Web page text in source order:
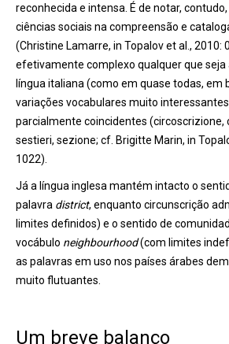
reconhecida e intensa. É de notar,
ciências sociais na compreensão e
(Christine Lamarre, in Topalov et al., 2010:
efetivamente complexo qualquer que seja
língua italiana (como em quase todas, em
variações vocabulares muito
parcialmente coincidentes (circoscrizione,
sestieri, sezione; cf. Brigitte Marin, in
1022).
Já a língua inglesa mantém intacto o
palavra district, enquanto circunscrição
limites definidos) e o sentido de
vocábulo neighbourhood(com limites
as palavras em uso nos países árabes
muito flutuantes.
Um breve balanço